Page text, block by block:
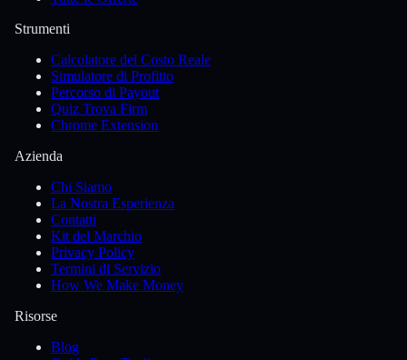
Strumenti
Calcolatore del Costo Reale
Simulatore di Profitto
Percorso di Payout
Quiz Trova Firm
Chrome Extension
Azienda
Chi Siamo
La Nostra Esperienza
Contatti
Kit del Marchio
Privacy Policy
Termini di Servizio
How We Make Money
Risorse
Blog